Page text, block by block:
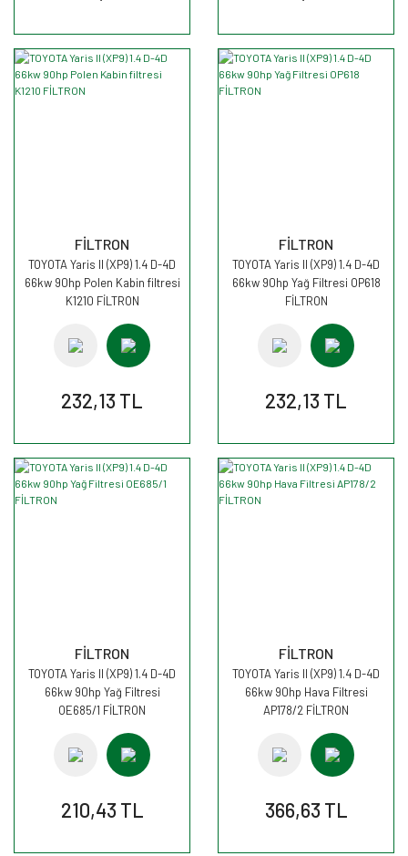
FİLTRON
TOYOTA Yaris II (XP9) 1.4 D-4D
66kw 90hp Polen Kabin filtresi
K1210 FİLTRON
232,13 TL
FİLTRON
TOYOTA Yaris II (XP9) 1.4 D-4D
66kw 90hp Yağ Filtresi OP618
FİLTRON
232,13 TL
FİLTRON
TOYOTA Yaris II (XP9) 1.4 D-4D
66kw 90hp Yağ Filtresi
OE685/1 FİLTRON
210,43 TL
FİLTRON
TOYOTA Yaris II (XP9) 1.4 D-4D
66kw 90hp Hava Filtresi
AP178/2 FİLTRON
366,63 TL